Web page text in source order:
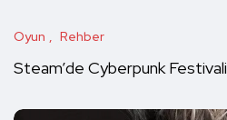
Oyun Rehber
Steam’de Cyberpunk Festivali